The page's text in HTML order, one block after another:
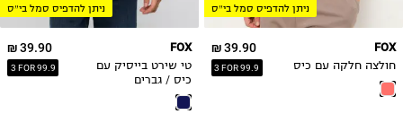
ניתן להדפיס סמל בי״ס
39.90 ₪
3 FOR 99.9
FOX
חולצה חלקה עם כיס
ניתן להדפיס סמל בי״ס
39.90 ₪
3 FOR 99.9
FOX
טי שירט בייסיק עם
כיס / גברים